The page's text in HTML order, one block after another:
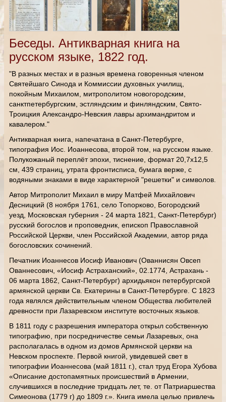
Беседы. Антикварная книга на
русском языке, 1822 год.
"В разных местах и в разныя времена говоренныя членом
Святейшаго Синода и Коммиссии духовных училищ,
покойным Михаилом, митрополитом новогородским,
санктпетербургским, эстляндским и финляндским, Свято-
Троицкия Александро-Невския лавры архимандритом и
кавалером."
Антикварная книга, напечатана в Санкт-Петербурге,
типография Иос. Иоаннесова, второй том, на русском языке.
Полукожаный переплёт эпохи, тиснение, формат 20,7х12,5
см, 439 страниц, утрата фронтисписа, бумага верже, с
водяными знаками в виде характерной "решетки" и символов.
Автор Митрополит Михаил в миру Матфей Михайлович
Десницкий (8 ноября 1761, село Топорково, Богородский
уезд, Московская губерния - 24 марта 1821, Санкт-Петербург)
русский богослов и проповедник, епископ Православной
Российской Церкви, член Российской Академии, автор ряда
богословских сочинений.
Печатник Иоаннесов Иосиф Иванович (Ованнисян Овсеп
Ованнесович, «Иосиф Астраханский», 02.1774, Астрахань -
06 марта 1862, Санкт-Петербург) архидьякон петербургской
армянской церкви Св. Екатерины в Санкт-Петербурге. С 1823
года являлся действительным членом Общества любителей
древности при Лазаревском институте восточных языков.
В 1811 году с разрешения императора открыл собственную
типографию, при посредничестве семьи Лазаревых, она
располагалась в одном из домов Армянской церкви на
Невском проспекте. Первой книгой, увидевшей свет в
типографии Иоаннесова (май 1811 г.), стал труд Егора Хубова
«Описание достопамятных происшествий в Армении,
случившихся в последние тридцать лет, те. от Патриаршества
Симеонова (1779 г) до 1809 г.». Книга имела целью привлечь